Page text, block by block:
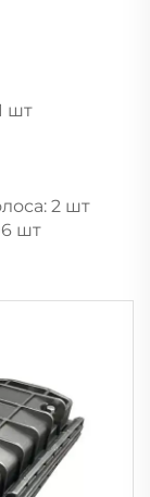
шт
2 шт
шт